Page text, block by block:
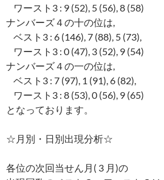
ワースト3 : 9 (52), 5 (56), 8 (58)
ナンバーズ４の十の位は,
ベスト3 : 6 (146), 7 (88), 5 (73),
ワースト3 : 0 (47), 3 (52), 9 (54)
ナンバーズ４の一の位は,
ベスト3 : 7 (97), 1 (91), 6 (82),
ワースト3 : 8 (53), 0 (56), 9 (65)
となっております。
☆月別・日別出現分析☆
各位の次回当せん月( 3 月)の